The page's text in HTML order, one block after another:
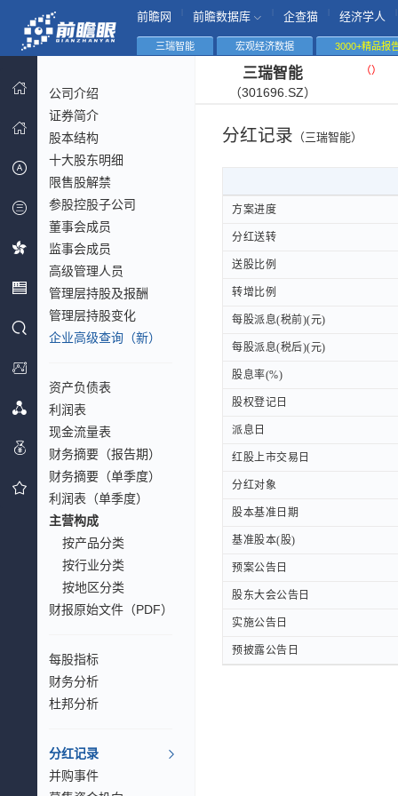
前瞻网 前瞻数据库 企查猫 经济学人
三瑞智能 宏观经济数据 3000+精品报
公司介绍
证券简介
股本结构
十大股东明细
限售股解禁
参股控股子公司
董事会成员
监事会成员
高级管理人员
管理层持股及报酬
管理层持股变化
企业高级查询（新）
资产负债表
利润表
现金流量表
财务摘要（报告期）
财务摘要（单季度）
利润表（单季度）
主营构成
按产品分类
按行业分类
按地区分类
财报原始文件（PDF）
每股指标
财务分析
杜邦分析
分红记录
并购事件
三瑞智能
（301696.SZ）
（）
分红记录 （三瑞智能）
方案进度
分红送转
送股比例
转增比例
每股派息(税前)(元)
每股派息(税后)(元)
股息率(%)
股权登记日
派息日
红股上市交易日
分红对象
股本基准日期
基准股本(股)
预案公告日
股东大会公告日
实施公告日
预披露公告日
方案进度
分红送转
送股比例
转增比例
每股派息(税前)(元)
每股派息(税后)(元)
股息率(%)
股权登记日
派息日
红股上市交易日
分红对象
股本基准日期
基准股本(股)
预案公告日
股东大会公告日
实施公告日
预披露公告日